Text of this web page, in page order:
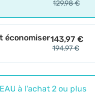
129,98 €
économiser143,97 €
194,97 €
à l'achat 2 ou plus